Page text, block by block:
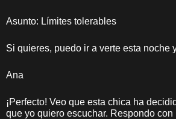
Asunto: Límites tolerables
Si quieres, puedo ir a verte esta noche
Ana
¡Perfecto! Veo que esta chica ha
que yo quiero escuchar. Respondo